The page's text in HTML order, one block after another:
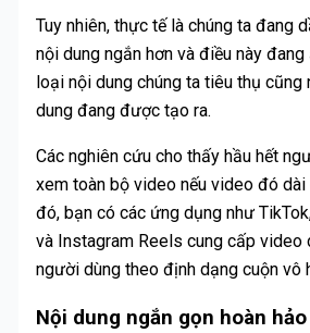
Tuy nhiên, thực tế là chúng ta đang
nội dung ngắn hơn và điều này
loại nội dung chúng ta tiêu thụ cũng
dung đang được tạo ra.
Các nghiên cứu cho thấy hầu hết
xem toàn bộ video nếu video đó
đó, bạn có các ứng dụng như
và Instagram Reels cung cấp video
người dùng theo định dạng cuộn vô
Nội dung ngắn gọn hoàn